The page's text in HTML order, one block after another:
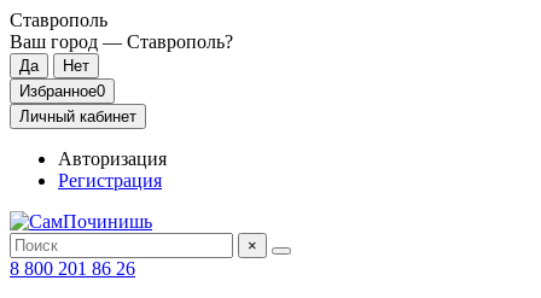
Ставрополь
Ваш город — Ставрополь?
Избранное0
Личный кабинет
Авторизация
Регистрация
×
8 800 201 86 26